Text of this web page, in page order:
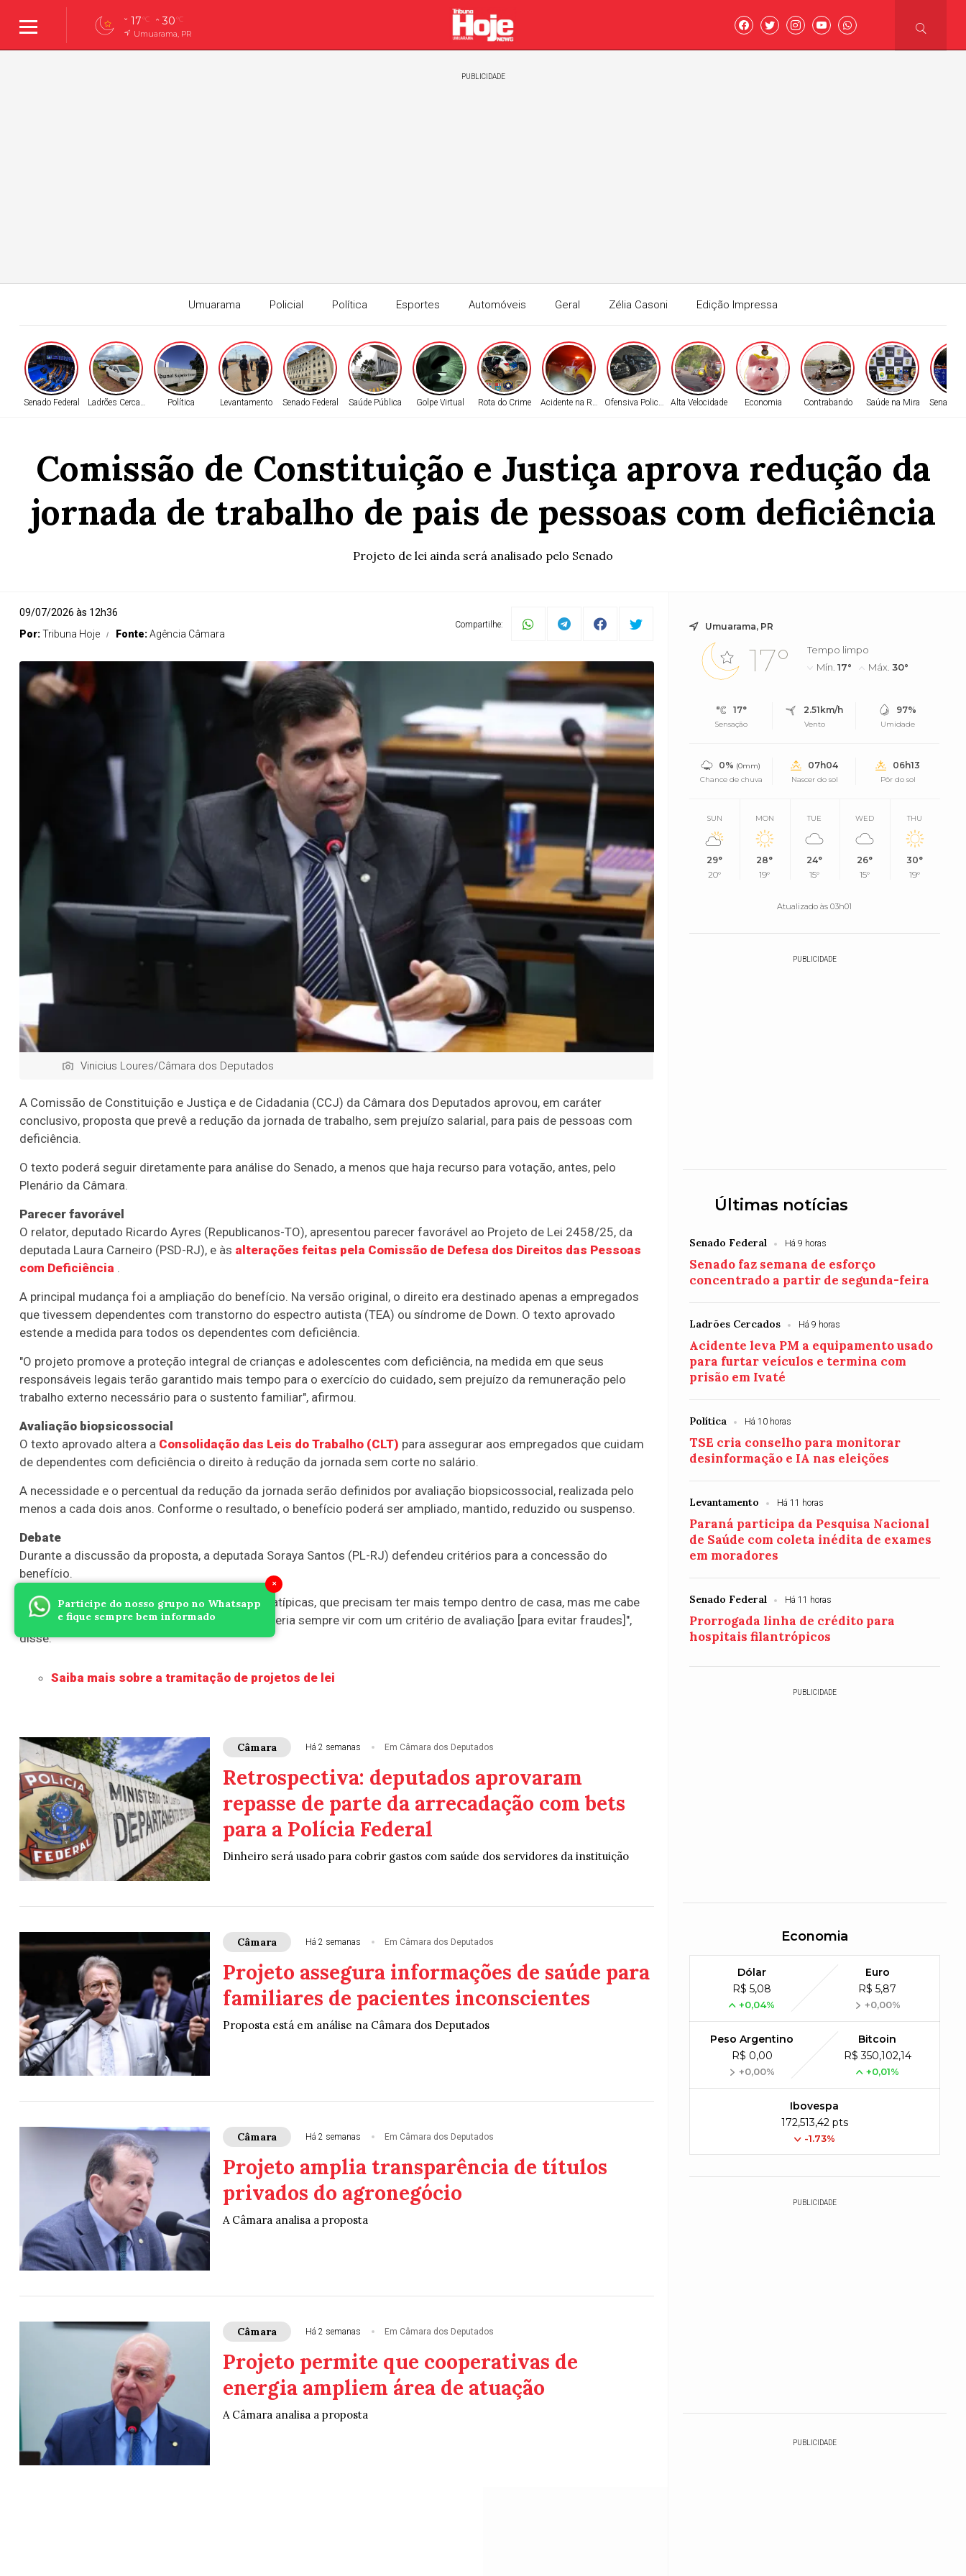
×
Participe do nosso grupo no Whatsapp
e fique sempre bem informado
17°C 30°C
Umuarama, PR
PUBLICIDADE
Umuarama Policial Política Esportes Automóveis Geral Zélia Casoni Edição Impressa
Senado Federal Ladrões Cercados Política Levantamento Senado Federal Saúde Pública Golpe Virtual Rota do Crime Acidente na RodoviaOfensiva Policial Alta Velocidade Economia Contrabando Saúde na Mira Senado
Comissão de Constituição e Justiça aprova redução da
jornada de trabalho de pais de pessoas com deficiência
Projeto de lei ainda será analisado pelo Senado
09/07/2026 às 12h36
Por:Tribuna Hoje Fonte:Agência Câmara
Compartilhe:
Vinicius Loures/Câmara dos Deputados
A Comissão de Constituição e Justiça e de Cidadania (CCJ) da Câmara dos Deputados aprovou, em caráter
conclusivo, proposta que prevê a redução da jornada de trabalho, sem prejuízo salarial, para pais de pessoas com
deficiência.
O texto poderá seguir diretamente para análise do Senado, a menos que haja recurso para votação, antes, pelo
Plenário da Câmara.
Parecer favorável
O relator, deputado Ricardo Ayres (Republicanos-TO), apresentou parecer favorável ao Projeto de Lei 2458/25, da
deputada Laura Carneiro (PSD-RJ), e às alterações feitas pela Comissão de Defesa dos Direitos das Pessoas
com Deficiência .
A principal mudança foi a ampliação do benefício. Na versão original, o direito era destinado apenas a empregados
que tivessem dependentes com transtorno do espectro autista (TEA) ou síndrome de Down. O texto aprovado
estende a medida para todos os dependentes com deficiência.
"O projeto promove a proteção integral de crianças e adolescentes com deficiência, na medida em que seus
responsáveis legais terão garantido mais tempo para o exercício do cuidado, sem prejuízo da remuneração pelo
trabalho externo necessário para o sustento familiar", afirmou.
Avaliação biopsicossocial
O texto aprovado altera a Consolidação das Leis do Trabalho (CLT) para assegurar aos empregados que cuidam
de dependentes com deficiência o direito à redução da jornada sem corte no salário.
A necessidade e o percentual da redução da jornada serão definidos por avaliação biopsicossocial, realizada pelo
menos a cada dois anos. Conforme o resultado, o benefício poderá ser ampliado, mantido, reduzido ou suspenso.
Debate
Durante a discussão da proposta, a deputada Soraya Santos (PL-RJ) defendeu critérios para a concessão do
benefício.
"Esse projeto é importantíssimo para as mães atípicas, que precisam ter mais tempo dentro de casa, mas me cabe
aqui fazer um alerta. Esse tipo de benefício deveria sempre vir com um critério de avaliação [para evitar fraudes]",
disse.
Saiba mais sobre a tramitação de projetos de lei
Câmara Há 2 semanas Em Câmara dos Deputados
Retrospectiva: deputados aprovaram
repasse de parte da arrecadação com bets
para a Polícia Federal
Dinheiro será usado para cobrir gastos com saúde dos servidores da instituição
Câmara Há 2 semanas Em Câmara dos Deputados
Projeto assegura informações de saúde para
familiares de pacientes inconscientes
Proposta está em análise na Câmara dos Deputados
Câmara Há 2 semanas Em Câmara dos Deputados
Projeto amplia transparência de títulos
privados do agronegócio
A Câmara analisa a proposta
Câmara Há 2 semanas Em Câmara dos Deputados
Projeto permite que cooperativas de
energia ampliem área de atuação
A Câmara analisa a proposta
Umuarama, PR
17°
Tempo limpo
Mín.17° Máx.30°
17°
Sensação
2.51km/h
Vento
97%
Umidade
0% (0mm)
Chance de chuva
07h04
Nascer do sol
06h13
Pôr do sol
SUN
29°
20°
MON
28°
19°
TUE
24°
15°
WED
26°
15°
THU
30°
19°
Atualizado às 03h01
PUBLICIDADE
Últimas notícias
Senado Federal Há 9 horas
Senado faz semana de esforço
concentrado a partir de segunda-feira
Ladrões Cercados Há 9 horas
Acidente leva PM a equipamento usado
para furtar veículos e termina com
prisão em Ivaté
Política Há 10 horas
TSE cria conselho para monitorar
desinformação e IA nas eleições
Levantamento Há 11 horas
Paraná participa da Pesquisa Nacional
de Saúde com coleta inédita de exames
em moradores
Senado Federal Há 11 horas
Prorrogada linha de crédito para
hospitais filantrópicos
PUBLICIDADE
Economia
Dólar
R$ 5,08
+0,04%
Euro
R$ 5,87
+0,00%
Peso Argentino
R$ 0,00
+0,00%
Bitcoin
R$ 350,102,14
+0,01%
Ibovespa
172,513,42 pts
-1.73%
PUBLICIDADE
PUBLICIDADE